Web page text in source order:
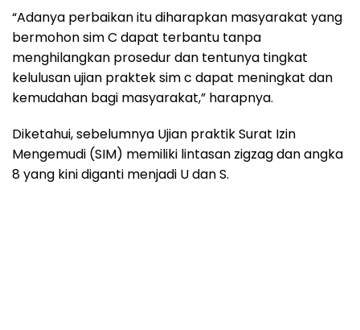
“Adanya perbaikan itu diharapkan masyarakat yang
bermohon sim C dapat terbantu tanpa
menghilangkan prosedur dan tentunya tingkat
kelulusan ujian praktek sim c dapat meningkat dan
kemudahan bagi masyarakat,” harapnya.
Diketahui, sebelumnya Ujian praktik Surat Izin
Mengemudi (SIM) memiliki lintasan zigzag dan angka
8 yang kini diganti menjadi U dan S.